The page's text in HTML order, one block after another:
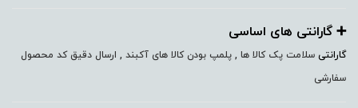
➕️ گارانتی های اساسی
گارانتی سلامت پک کالا ها , پلمپ بودن کالا های آکبند , ارسال دقیق کد محصول
سفارشی